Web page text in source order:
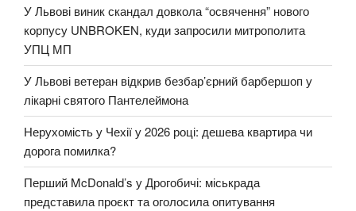
У Львові виник скандал довкола “освячення” нового
корпусу UNBROKEN, куди запросили митрополита
УПЦ МП
У Львові ветеран відкрив безбар’єрний барбершоп у
лікарні святого Пантелеймона
Нерухомість у Чехії у 2026 році: дешева квартира чи
дорога помилка?
Перший McDonald’s у Дрогобичі: міськрада
представила проєкт та оголосила опитування